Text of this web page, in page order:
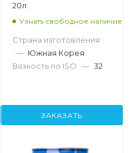
20л
Узнать свободное наличие
Страна изготовления
— Южная Корея
Вязкость по ISO — 32
ЗАКАЗАТЬ